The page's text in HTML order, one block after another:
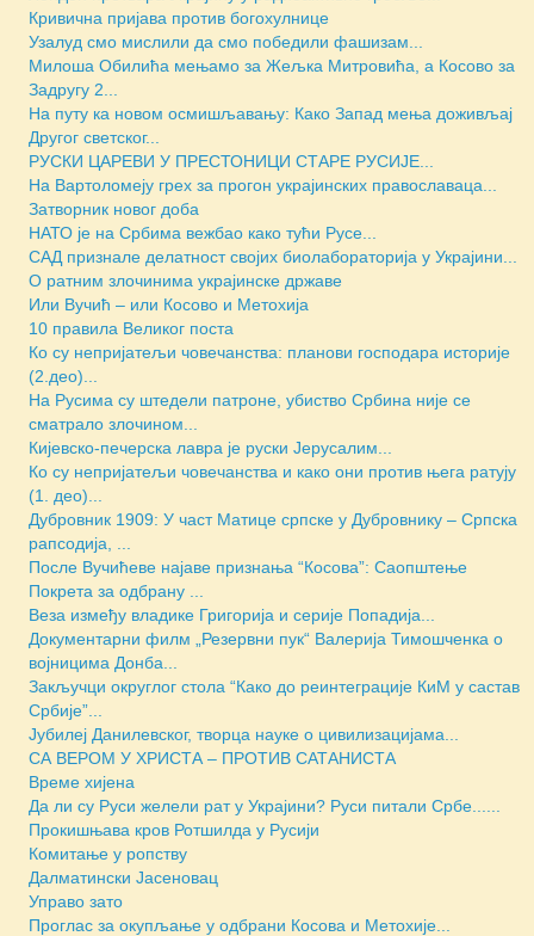
Кривична пријава против богохулнице
Узалуд смо мислили да смо победили фашизам...
Милоша Обилића мењамо за Жељка Митровића, а Косово за
Задругу 2...
На путу ка новом осмишљавању: Како Запад мења доживљај
Другог светског...
РУСКИ ЦАРЕВИ У ПРЕСТОНИЦИ СТАРЕ РУСИЈЕ...
На Вартоломеју грех за прогон украјинских православаца...
Затворник новог доба
НАТО је на Србима вежбао како тући Русе...
САД признале делатност својих биолабораторија у Украјини...
О ратним злочинима украјинске државе
Или Вучић – или Косово и Метохија
10 правила Великог поста
Ко су непријатељи човечанства: планови господара историје
(2.део)...
На Русима су штедели патроне, убиство Србина није се
сматрало злочином...
Кијевско-печерска лавра је руски Јерусалим...
Ко су непријатељи човечанства и како они против њега ратују
(1. део)...
Дубровник 1909: У част Матице српске у Дубровнику – Српска
рапсодија, ...
После Вучићеве најаве признања “Косова”: Саопштење
Покрета за одбрану ...
Веза између владике Григорија и серије Попадија...
Документарни филм „Резервни пук“ Валерија Тимошченка о
војницима Донба...
Закључци округлог стола “Како до реинтеграције КиМ у састав
Србије”...
Јубилеј Данилевског, творца науке о цивилизацијама...
СА ВЕРОМ У ХРИСТА – ПРОТИВ САТАНИСТА
Време хијена
Да ли су Руси желели рат у Украјини? Руси питали Србе......
Прокишњава кров Ротшилда у Русији
Комитање у ропству
Далматински Јасеновац
Управо зато
Проглас за окупљање у одбрани Косова и Метохије...